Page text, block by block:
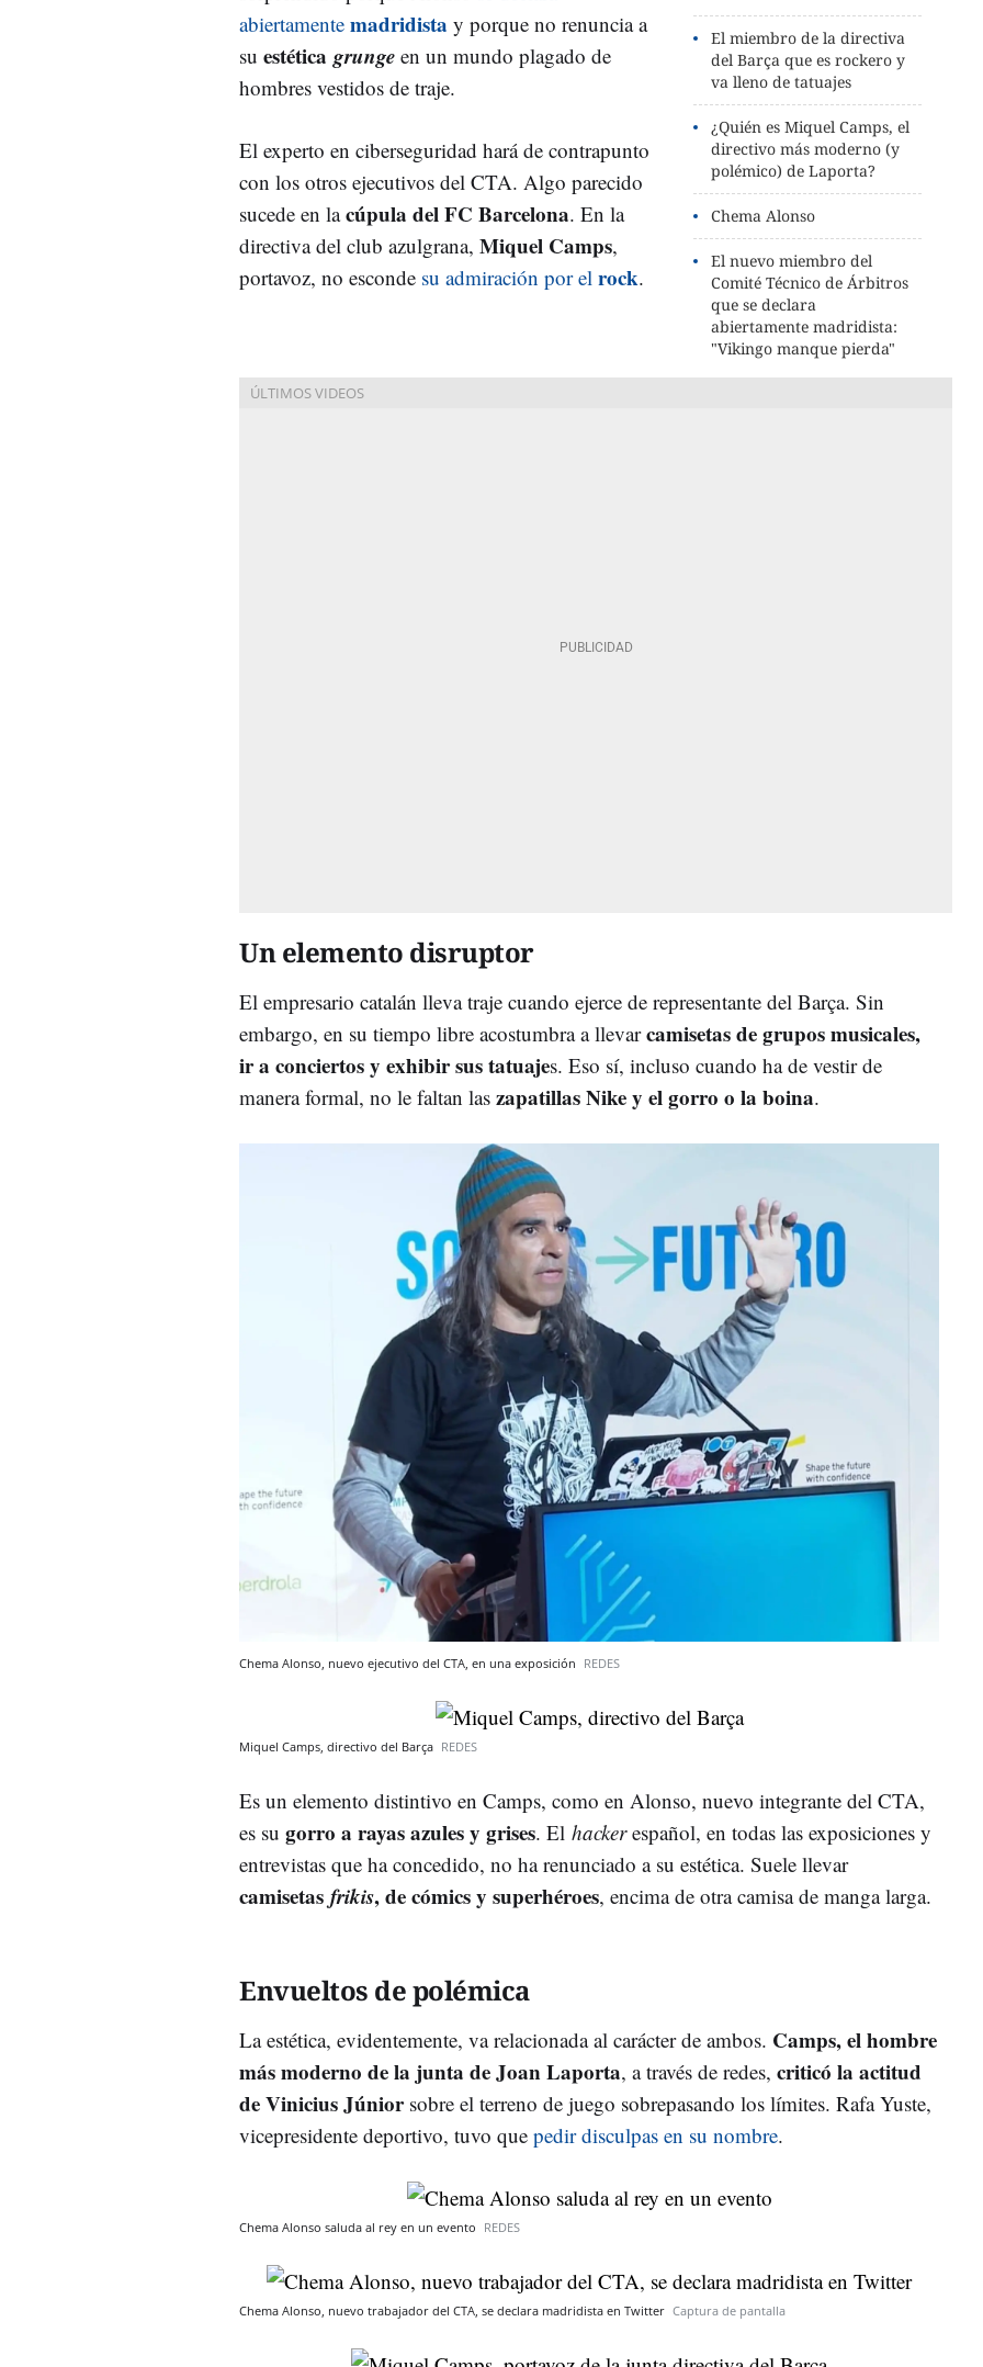
El miembro de la directiva
del Barça que es rockero y
va lleno de tatuajes
¿Quién es Miquel Camps, el
directivo más moderno (y
polémico) de Laporta?
Chema Alonso
El nuevo miembro del
Comité Técnico de Árbitros
que se declara
abiertamente madridista:
"Vikingo manque pierda"
abiertamente madridista y porque no renuncia a
su estética grunge en un mundo plagado de
hombres vestidos de traje.
El experto en ciberseguridad hará de contrapunto
con los otros ejecutivos del CTA. Algo parecido
sucede en lacúpula del FC Barcelona. En la
directiva del club azulgrana, Miquel Camps,
portavoz, no esconde su admiración por el rock.
Un elemento disruptor
El empresario catalán lleva traje cuando ejerce de representante del Barça. Sin
embargo, en su tiempo libre acostumbra a llevarcamisetas de grupos musicales,
ir a conciertos y exhibir sus tatuajes. Eso sí, incluso cuando ha de vestir de
manera formal, no le faltan las zapatillas Nike y el gorro o la boina.
Chema Alonso, nuevo ejecutivo del CTA, en una exposición REDES
Miquel Camps, directivo del Barça REDES
Es un elemento distintivo en Camps, como en Alonso, nuevo integrante del CTA,
es su gorro a rayas azules y grises. El hackerespañol, en todas las exposiciones y
entrevistas que ha concedido, no ha renunciado a su estética. Suele llevar
camisetas frikis, de cómics y superhéroes, encima de otra camisa de manga larga.
Envueltos de polémica
La estética, evidentemente, va relacionada al carácter de ambos. Camps, el hombre
más moderno de la junta de Joan Laporta, a través de redes, criticó la actitud
de Vinicius Júniorsobre el terreno de juego sobrepasando los límites. Rafa Yuste,
vicepresidente deportivo, tuvo que pedir disculpas en su nombre.
Chema Alonso saluda al rey en un evento REDES
Chema Alonso, nuevo trabajador del CTA, se declara madridista en Twitter Captura de pantalla